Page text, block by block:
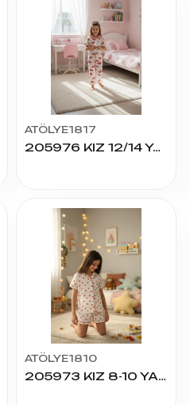
ATÖLYE1817
205976 KIZ 12/14 YAŞ K.KOL PİJAMA TAKIM
ATÖLYE1810
205973 KIZ 8-10 YAŞ K.KOL ŞORTLU PİJAMA TAKIM